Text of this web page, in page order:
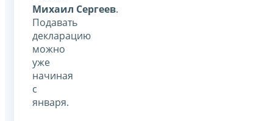
Михаил Сергеев.
Подавать
декларацию
можно
уже
начиная
с
января.